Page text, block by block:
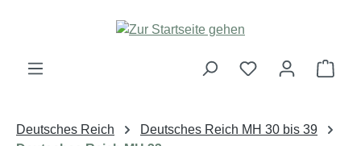
Zum Hauptinhalt springen
Deutsches Reich
Deutsches Reich MH 30 bis 39